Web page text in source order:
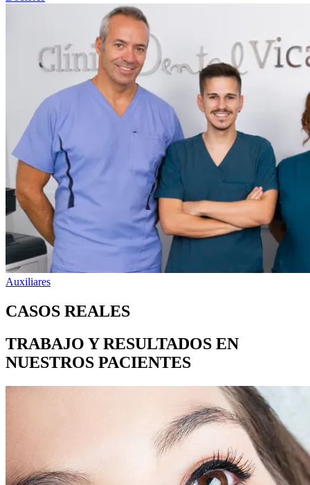
Auxiliares
CASOS REALES
TRABAJO Y RESULTADOS EN
NUESTROS PACIENTES